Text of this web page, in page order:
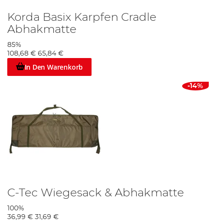
Korda Basix Karpfen Cradle
Abhakmatte
85%
108,68 € 65,84 €
In Den Warenkorb
-14%
C-Tec Wiegesack & Abhakmatte
100%
36,99 € 31,69 €